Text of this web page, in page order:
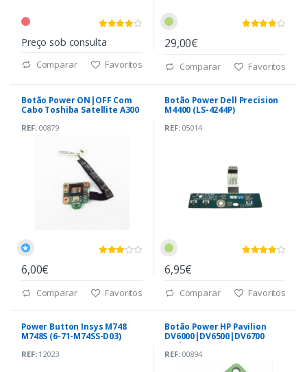
Preço sob consulta
Comparar Favoritos
29,00€
Comparar Favoritos
Botão Power ON|OFF Com
Cabo Toshiba Satellite A300
REF:00879
6,00€
Comparar Favoritos
Botão Power Dell Precision
M4400 (LS-4244P)
REF:05014
6,95€
Comparar Favoritos
Power Button Insys M748
M748S (6-71-M74SS-D03)
REF:12023
Botão Power HP Pavilion
DV6000|DV6500|DV6700
Series (DAAT8ATH8)
REF:00894